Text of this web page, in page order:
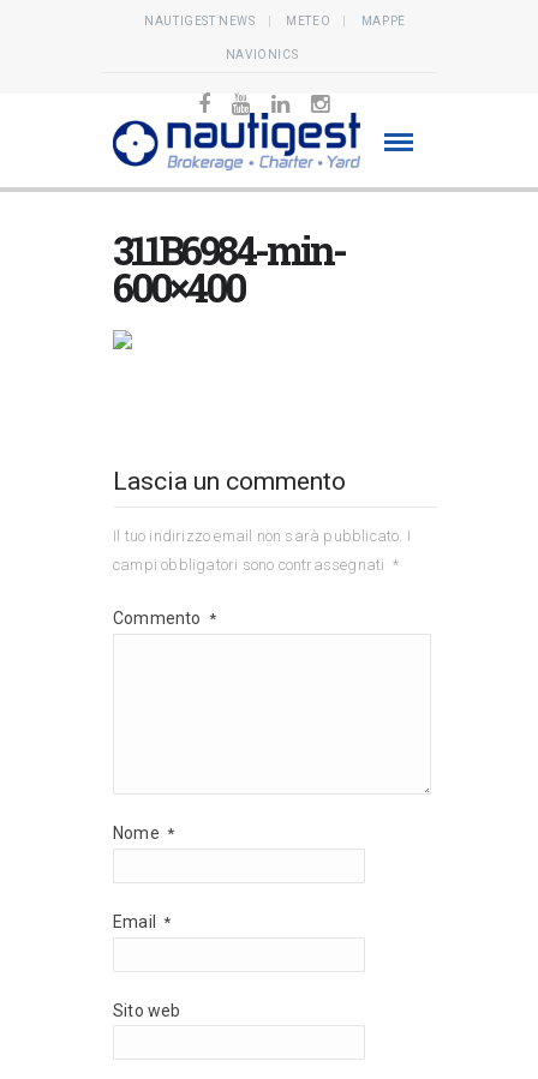
NAUTIGEST NEWS METEO MAPPE
NAVIONICS
311B6984-min-
600×400
Lascia un commento
Il tuo indirizzo email non sarà pubblicato. I
campi obbligatori sono contrassegnati *
Commento *
Nome *
Email *
Sito web